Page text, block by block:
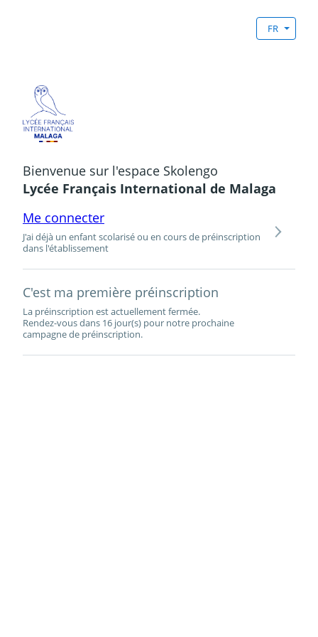
FR
Bienvenue sur l'espace Skolengo
Lycée Français International de Malaga
Me connecter
J'ai déjà un enfant scolarisé ou en cours de préinscription
dans l'établissement
C'est ma première préinscription
La préinscription est actuellement fermée.
Rendez-vous dans 16 jour(s) pour notre prochaine
campagne de préinscription.